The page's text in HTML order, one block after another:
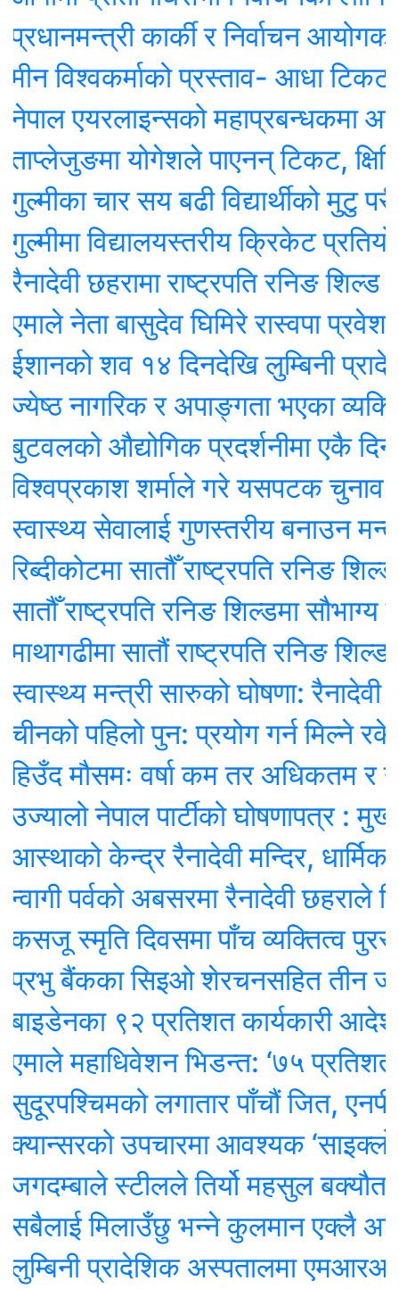
कार्की र निर्वाचन आयोगका
प्रस्ताव- आधा टिकटमा
एयरलाइन्सको महाप्रबन्धकमा आवेदन
योगेशले पाएनन् टिकट, क्षितिज
चार सय बढी विद्यार्थीको मुटु
विद्यालयस्तरीय क्रिकेट प्रतियोगिता
छहरामा राष्ट्रपति रनिङ शिल्ड
बासुदेव घिमिरे रास्वपा प्रवेश गर्ने
शव १४ दिनदेखि लुम्बिनी प्रादेशिक
र अपाङ्गता भएका व्यक्तिका
औद्योगिक प्रदर्शनीमा एकै दिन
शर्माले गरे यसपटक चुनाव नलड्ने
सेवालाई गुणस्तरीय बनाउन मन्त्री
सातौँ राष्ट्रपति रनिङ शिल्ड
रनिङ शिल्डमा सौभाग्य मावि
सातौं राष्ट्रपति रनिङ शिल्ड
मन्त्री सारुको घोषणा: रैनादेवी छहरा
पहिलो पुन: प्रयोग गर्न मिल्ने रकेट
मौसमः वर्षा कम तर अधिकतम र
नेपाल पार्टीको घोषणापत्र :
केन्द्र रैनादेवी मन्दिर, धार्मिक
पर्वको अबसरमा रैनादेवी छहराले दियो
दिवसमा पाँच व्यक्तित्व पुरस्कृत
सिइओ शेरचनसहित तीन जना
९२ प्रतिशत कार्यकारी आदेश रद्ध
महाधिवेशन भिडन्त: ‘७५ प्रतिशत
लगातार पाँचौं जित,
उपचारमा आवश्यक
स्टीलले तिर्यो महसुल बक्यौताको
मिलाउँछु भन्ने कुलमान एक्लै अघि बढे
प्रादेशिक अस्पतालमा एमआरआई